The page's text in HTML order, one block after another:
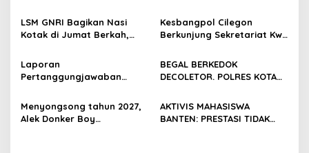
dengan Harga Ekonomis
Kebersamaan Warga
Sindang Heula
LSM GNRI Bagikan Nasi
Kotak di Jumat Berkah,
Kesbangpol Cilegon
Berkunjung Sekretariat Kwri
Kemitraan yang kokoh
Laporan
Pertanggungjawaban
Panitia Milad KKPMP ke-15
Resmi Ditutup
BEGAL BERKEDOK
DECOLETOR. POLRES KOTA
TEGAS
Menyongsong tahun 2027,
Alek Donker Boy
AKTIVIS MAHASISWA
BANTEN: PRESTASI TIDAK